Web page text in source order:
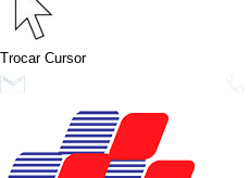
Trocar Cursor